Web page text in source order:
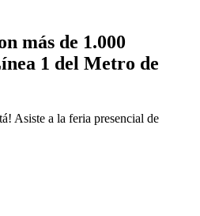
más de 1.000
1 del Metro de
Asiste a la feria presencial de